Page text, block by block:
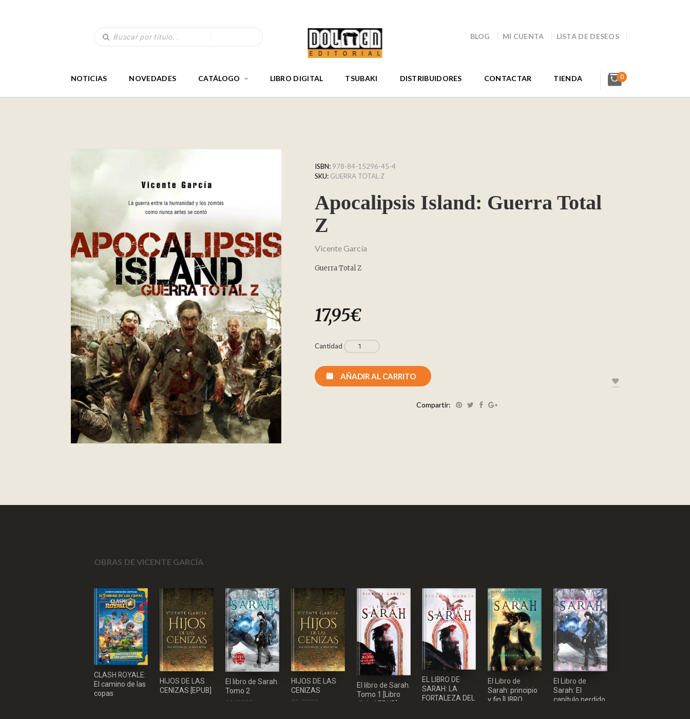
BLOG MI CUENTA LISTA DE DESEOS
NOTICIAS NOVEDADES CATÁLOGO LIBRO DIGITAL TSUBAKI DISTRIBUIDORES CONTACTAR TIENDA 0
ISBN: 978-84-15296-45-4
SKU: GUERRA TOTAL Z
Apocalipsis Island: Guerra Total
Z
Vicente García
Guerra Total Z
17,95€
Cantidad
AÑADIR AL CARRITO
Compartir:
OBRAS DE VICENTE GARCÍA
CLASH ROYALE:
El camino de las
copas
HIJOS DE LAS
CENIZAS [EPUB]
El libro de Sarah.
Tomo 2
11/2023
HIJOS DE LAS
CENIZAS
05/2023
El libro de Sarah.
Tomo 1 [Libro
digital EPUB]
EL LIBRO DE
SARAH: LA
FORTALEZA DEL
El Libro de
Sarah: principio
y fin [LIBRO
El Libro de
Sarah: El
capítulo perdido